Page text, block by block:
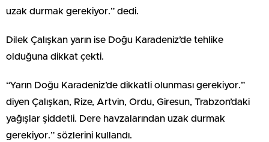
uzak durmak gerekiyor.” dedi.
Dilek Çalışkan yarın ise Doğu Karadeniz’de tehlike
olduğuna dikkat çekti.
“Yarın Doğu Karadeniz’de dikkatli olunması gerekiyor.”
diyen Çalışkan, Rize, Artvin, Ordu, Giresun, Trabzon’daki
yağışlar şiddetli. Dere havzalarından uzak durmak
gerekiyor.” sözlerini kullandı.